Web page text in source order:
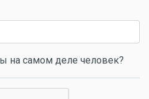
на самом деле человек?